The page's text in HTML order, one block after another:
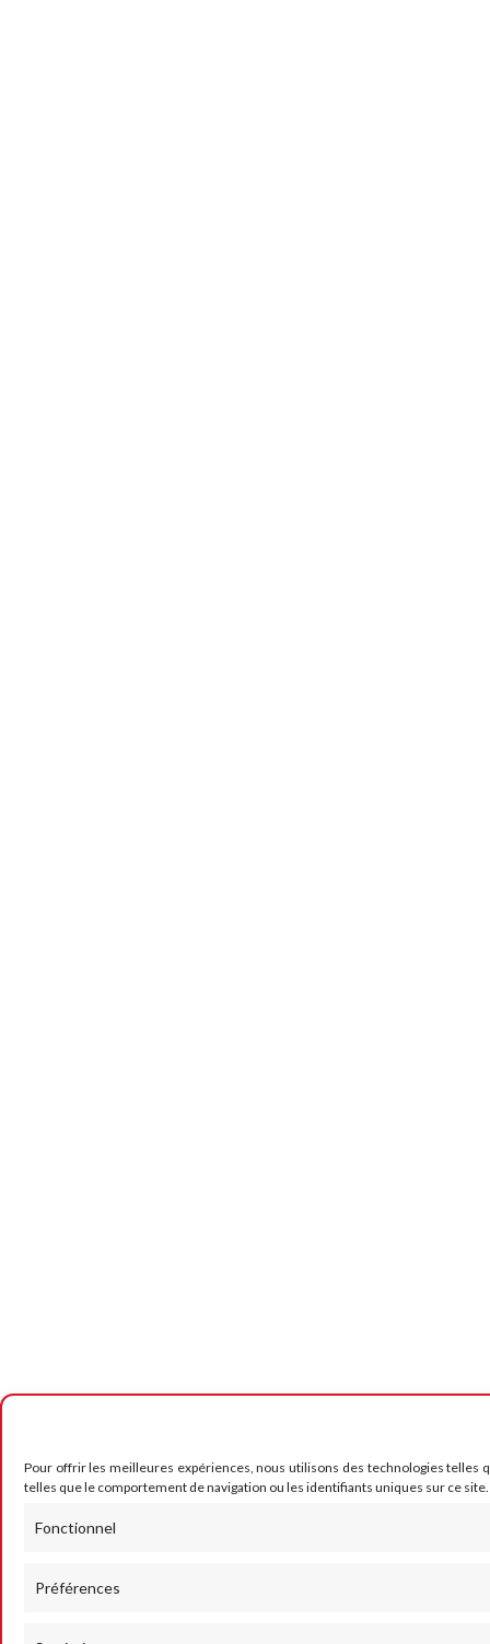
Pour offrir les meilleures expériences, nous utilisons des technologies telles
telles que le comportement de navigation ou les identifiants uniques sur ce
Fonctionnel
Préférences